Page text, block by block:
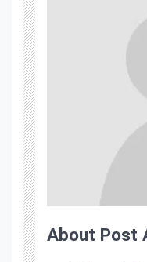
About Post